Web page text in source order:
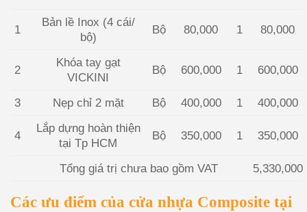
1
Bản lề Inox (4 cái/
bộ)
Bộ 80,000 1 80,000
2
Khóa tay gạt
VICKINI
Bộ 600,000 1 600,000
3 Nẹp chỉ 2 mặt Bộ 400,000 1 400,000
4
Lắp dựng hoàn thiện
tại Tp HCM
Bộ 350,000 1 350,000
Tổng giá trị chưa bao gồm VAT 5,330,000
Các ưu điểm của cửa nhựa Composite tại